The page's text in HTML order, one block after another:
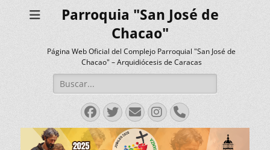
Parroquia "San José de
Chacao"
Página Web Oficial del Complejo Parroquial "San José de
Chacao" – Arquidiócesis de Caracas
Buscar:
Facebook
Twitter
Correo
electrónico
Instagram
Teléfono